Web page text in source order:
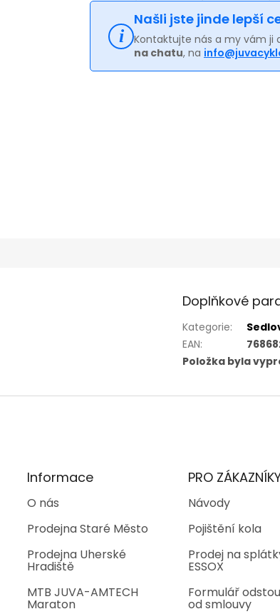
Našli jste jinde lepší
Kontaktujte nás a my vám ji
na chatu, na
Doplňkové
Kategorie:
EAN:
Položka byla
Informace
O nás
Prodejna Staré Město
Prodejna Uherské
Hradiště
MTB JUVA-AMTECH
Maraton
PRO
Návody
Pojištění kola
Prodej na
ESSOX
Formulář
od smlouvy